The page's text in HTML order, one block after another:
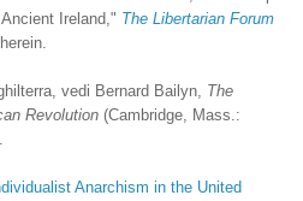
Ireland," The Libertarian Forum
vedi Bernard Bailyn, The
Revolution (Cambridge, Mass.:
Anarchism in the United